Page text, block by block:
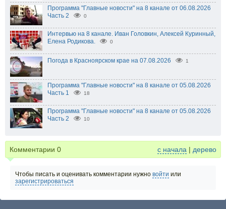
Программа "Главные новости" на 8 канале от 06.08.2026
Часть 2
0
Интервью на 8 канале. Иван Головкин, Алексей Куринный,
Елена Родикова.
0
Погода в Красноярском крае на 07.08.2026 1
Программа "Главные новости" на 8 канале от 05.08.2026
Часть 1
18
Программа "Главные новости" на 8 канале от 05.08.2026
Часть 2
10
Комментарии 0 с начала | дерево
Чтобы писать и оценивать комментарии нужно войти или
зарегистрироваться